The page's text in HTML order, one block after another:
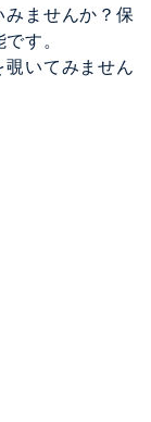
ませんか？保
す。
いてみません